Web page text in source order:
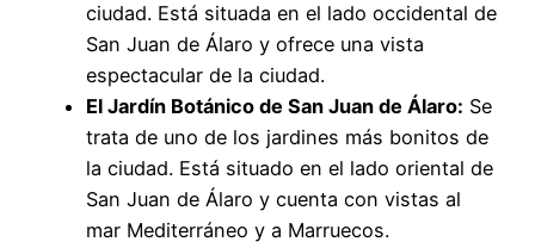
ciudad. Está situada en el lado occidental de
San Juan de Álaro y ofrece una vista
espectacular de la ciudad.
El Jardín Botánico de San Juan de Álaro: Se
trata de uno de los jardines más bonitos de
la ciudad. Está situado en el lado oriental de
San Juan de Álaro y cuenta con vistas al
mar Mediterráneo y a Marruecos.